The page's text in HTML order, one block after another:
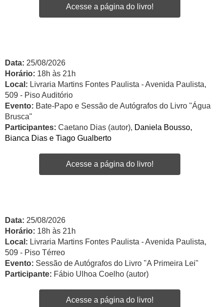
Acesse a página do livro!
Data: 25/08/2026
Horário: 18h às 21h
Local: Livraria Martins Fontes Paulista - Avenida Paulista,
509 - Piso Auditório
Evento: Bate-Papo e Sessão de Autógrafos do Livro "Água
Brusca"
Participantes: Caetano Dias (autor), Daniela Bousso,
Bianca Dias e Tiago Gualberto
Acesse a página do livro!
Data: 25/08/2026
Horário: 18h às 21h
Local: Livraria Martins Fontes Paulista - Avenida Paulista,
509 - Piso Térreo
Evento: Sessão de Autógrafos do Livro "A Primeira Lei"
Participante: Fábio Ulhoa Coelho (autor)
Acesse a página do livro!